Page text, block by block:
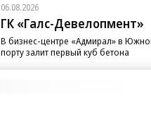
06.08.2026
ГК «Галс-Девелопмент»
В бизнес-центре «Адмирал» в
порту залит первый куб бетона